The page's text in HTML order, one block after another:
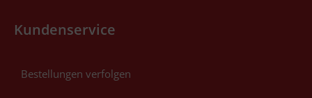
Kundenservice
Bestellungen verfolgen